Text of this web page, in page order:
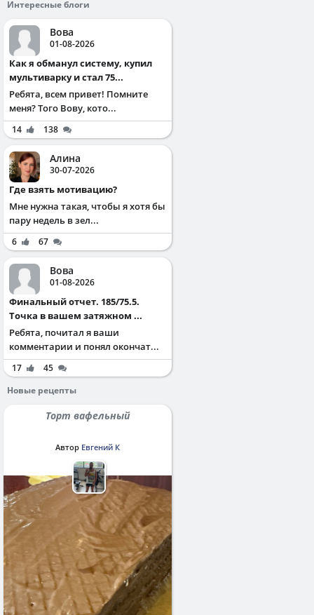
Интересные блоги
Вова
01-08-2026
Как я обманул систему, купил
мультиварку и стал 75...
Ребята, всем привет! Помните
меня? Того Вову, кото...
14 138
Алина
30-07-2026
Где взять мотивацию?
Мне нужна такая, чтобы я хотя бы
пару недель в зел...
6 67
Вова
01-08-2026
Финальный отчет. 185/75.5.
Точка в вашем затяжном ...
Ребята, почитал я ваши
комментарии и понял окончат...
17
45
Новые рецепты
Торт вафельный
Автор Евгений К